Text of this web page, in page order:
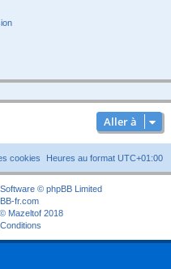
Aller à
Heures au format UTC+01:00
cookies
© phpBB Limited
fr.com
Mazeltof 2018
Conditions